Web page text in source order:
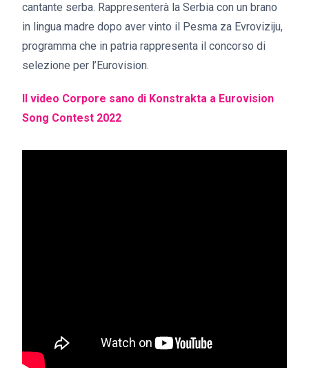
cantante serba. Rappresenterà la Serbia con un brano
in lingua madre dopo aver vinto il Pesma za Evroviziju,
programma che in patria rappresenta il concorso di
selezione per l’Eurovision.
Il video Corpore sano di Konstrakta a Eurovision
Song Contest 2022